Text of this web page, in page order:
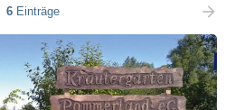
6Einträge